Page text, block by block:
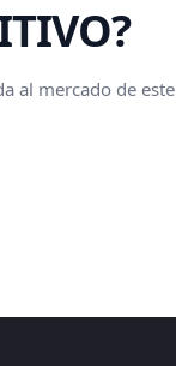
al mercado de este